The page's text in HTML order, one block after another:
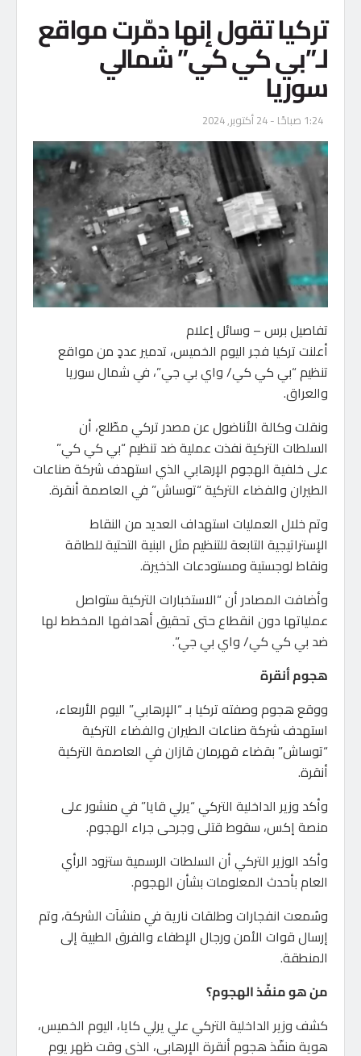
تركيا تقول إنها دمّرت مواقع
لـ”بي كي كي” شمالي
سوريا
1:24 صباحًا - 24 أكتوبر, 2024
تفاصيل برس – وسائل إعلام
أعلنت تركيا فجر اليوم الخميس، تدمير عددٍ من مواقع
تنظيم “بي كي كي/ واي بي جي”، في شمال سوريا
والعراق.
ونقلت وكالة الأناضول عن مصدر تركي مطّلع، أن
السلطات التركية نفذت عملية ضد تنظيم “بي كي كي”
على خلفية الهجوم الإرهابي الذي استهدف شركة صناعات
الطيران والفضاء التركية “توساش” في العاصمة أنقرة.
وتم خلال العمليات استهداف العديد من النقاط
الإستراتيجية التابعة للتنظيم مثل البنية التحتية للطاقة
ونقاط لوجستية ومستودعات الذخيرة.
وأضافت المصادر أن “الاستخبارات التركية ستواصل
عملياتها دون انقطاع حتى تحقيق أهدافها المخطط لها
ضد بي كي كي/ واي بي جي”.
هجوم أنقرة
ووقع هجوم وصفته تركيا بـ “الإرهابي” اليوم الأربعاء،
استهدف شركة صناعات الطيران والفضاء التركية
“توساش” بقضاء قهرمان قازان في العاصمة التركية
أنقرة.
وأكد وزير الداخلية التركي “يرلي قايا” في منشور على
منصة إكس، سقوط قتلى وجرحى جراء الهجوم.
وأكد الوزير التركي أن السلطات الرسمية ستزود الرأي
العام بأحدث المعلومات بشأن الهجوم.
وسُمعت انفجارات وطلقات نارية في منشآت الشركة، وتم
إرسال قوات الأمن ورجال الإطفاء والفرق الطبية إلى
المنطقة.
من هو منفّذ الهجوم؟
كشف وزير الداخلية التركي علي يرلي كايا، اليوم الخميس،
هوية منفّذ هجوم أنقرة الإرهابي، الذي وقت ظهر يوم